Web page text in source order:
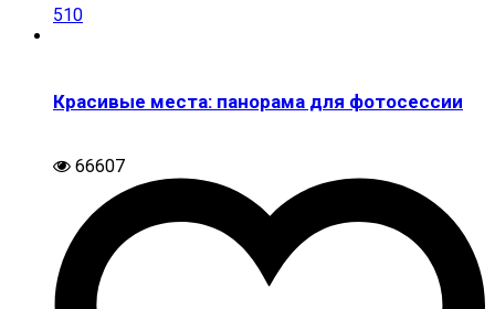
510
Красивые места: панорама для фотосессии
66607